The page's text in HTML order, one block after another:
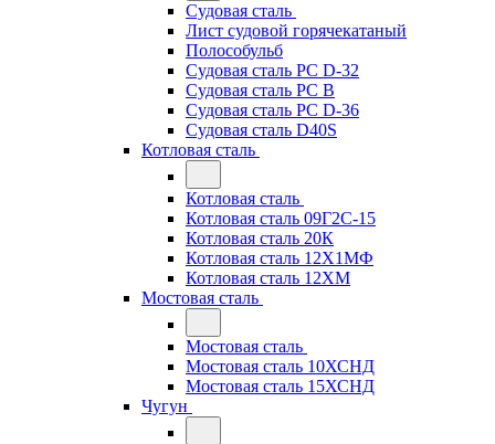
Судовая сталь
Лист судовой горячекатаный
Полособульб
Судовая сталь РС D-32
Судовая сталь РС В
Судовая сталь РС D-36
Судовая сталь D40S
Котловая сталь
Котловая сталь
Котловая сталь 09Г2С-15
Котловая сталь 20К
Котловая сталь 12Х1МФ
Котловая сталь 12ХМ
Мостовая сталь
Мостовая сталь
Мостовая сталь 10ХСНД
Мостовая сталь 15ХСНД
Чугун